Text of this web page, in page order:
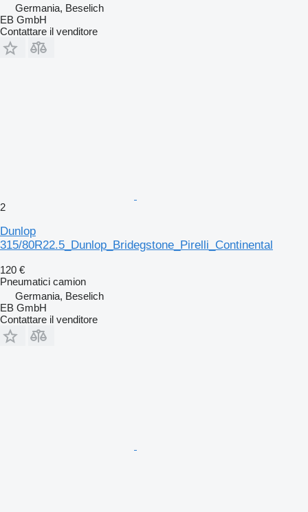
Germania, Beselich
EB GmbH
Contattare il venditore
2
Dunlop
315/80R22.5_Dunlop_Bridegstone_Pirelli_Continental
120 €
Pneumatici camion
Germania, Beselich
EB GmbH
Contattare il venditore